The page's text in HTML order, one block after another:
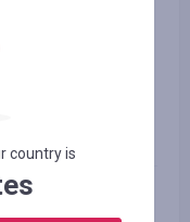
Ace 2
w proszku
country is